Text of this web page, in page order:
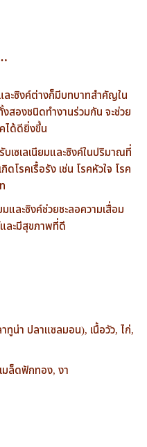
และซิงค์ต่างก็มีบทบาทสำคัญใน
สองชนิดทำงานร่วมกัน จะช่วย
ได้ดียิ่งขึ้น
บเซเลเนียมและซิงค์ในปริมาณที่
โรคเรื้อรัง เช่น โรคหัวใจ โรค
มและซิงค์ช่วยชะลอความเสื่อม
ละมีสุขภาพที่ดี
าทูน่า ปลาแซลมอน), เนื้อวัว, ไก่,
มล็ดฟักทอง, งา